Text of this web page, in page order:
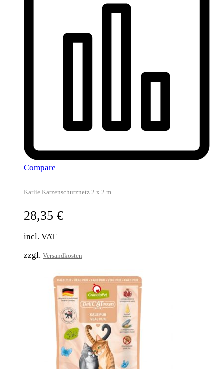
Compare
Karlie Katzenschutznetz 2 x 2 m
28,35 €
incl. VAT
zzgl. Versandkosten